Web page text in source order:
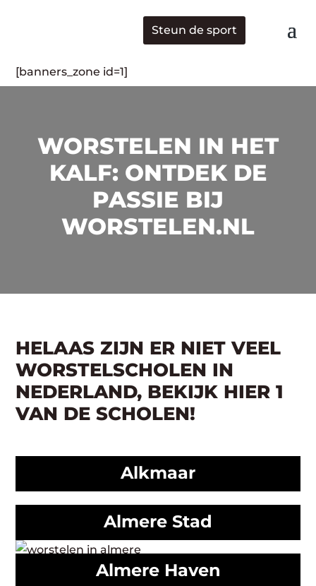
Steun de sport
[banners_zone id=1]
WORSTELEN IN HET
KALF: ONTDEK DE
PASSIE BIJ
WORSTELEN.NL
HELAAS ZIJN ER NIET VEEL
WORSTELSCHOLEN IN
NEDERLAND, BEKIJK HIER 1
VAN DE SCHOLEN!
Alkmaar
Almere Stad
Almere Haven